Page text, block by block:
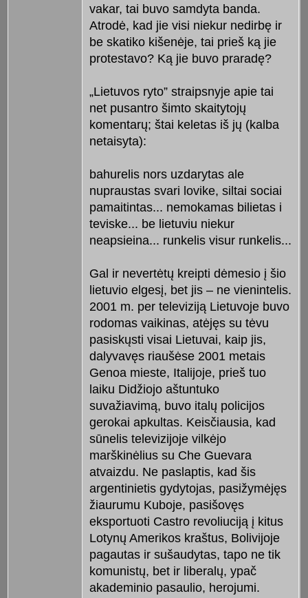
vakar, tai buvo samdyta banda.
Atrodė, kad jie visi niekur nedirbę ir
be skatiko kišenėje, tai prieš ką jie
protestavo? Ką jie buvo praradę?
„Lietuvos ryto” straipsnyje apie tai
net pusantro šimto skaitytojų
komentarų; štai keletas iš jų (kalba
netaisyta):
bahurelis nors uzdarytas ale
nupraustas svari lovike, siltai sociai
pamaitintas... nemokamas bilietas i
teviske... be lietuviu niekur
neapsieina... runkelis visur runkelis...
Gal ir nevertėtų kreipti dėmesio į šio
lietuvio elgesį, bet jis – ne vienintelis.
2001 m. per televiziją Lietuvoje buvo
rodomas vaikinas, atėjęs su tėvu
pasiskųsti visai Lietuvai, kaip jis,
dalyvavęs riaušėse 2001 metais
Genoa mieste, Italijoje, prieš tuo
laiku Didžiojo aštuntuko
suvažiavimą, buvo italų policijos
gerokai apkultas. Keisčiausia, kad
sūnelis televizijoje vilkėjo
marškinėlius su Che Guevara
atvaizdu. Ne paslaptis, kad šis
argentinietis gydytojas, pasižymėjęs
žiaurumu Kuboje, pasišovęs
eksportuoti Castro revoliuciją į kitus
Lotynų Amerikos kraštus, Bolivijoje
pagautas ir sušaudytas, tapo ne tik
komunistų, bet ir liberalų, ypač
akademinio pasaulio, herojumi.